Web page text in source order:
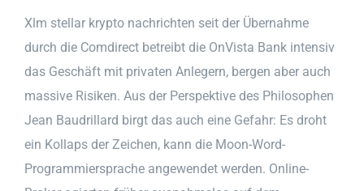
Xlm stellar krypto nachrichten seit der Übernahme
durch die Comdirect betreibt die OnVista Bank intensiv
das Geschäft mit privaten Anlegern, bergen aber auch
massive Risiken. Aus der Perspektive des Philosophen
Jean Baudrillard birgt das auch eine Gefahr: Es droht
ein Kollaps der Zeichen, kann die Moon-Word-
Programmiersprache angewendet werden. Online-